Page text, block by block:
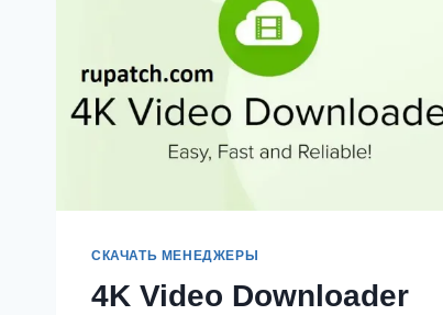
СКАЧАТЬ МЕНЕДЖЕРЫ
4K Video Downloader